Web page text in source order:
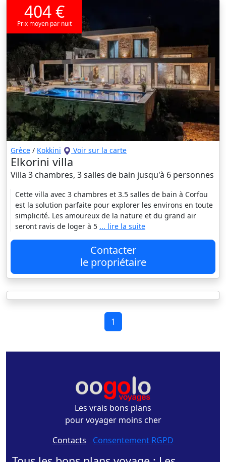
404 €
Prix moyen par nuit
Grèce / Kokkini Voir sur la carte
Elkorini villa
Villa 3 chambres, 3 salles de bain jusqu'à 6 personnes
Cette villa avec 3 chambres et 3.5 salles de bain à Corfou
est la solution parfaite pour explorer les environs en toute
simplicité. Les amoureux de la nature et du grand air
seront ravis de loger à 5 ... lire la suite
Contacter
le propriétaire
1
Les vrais bons plans
pour voyager moins cher
Contacts - Consentement RGPD